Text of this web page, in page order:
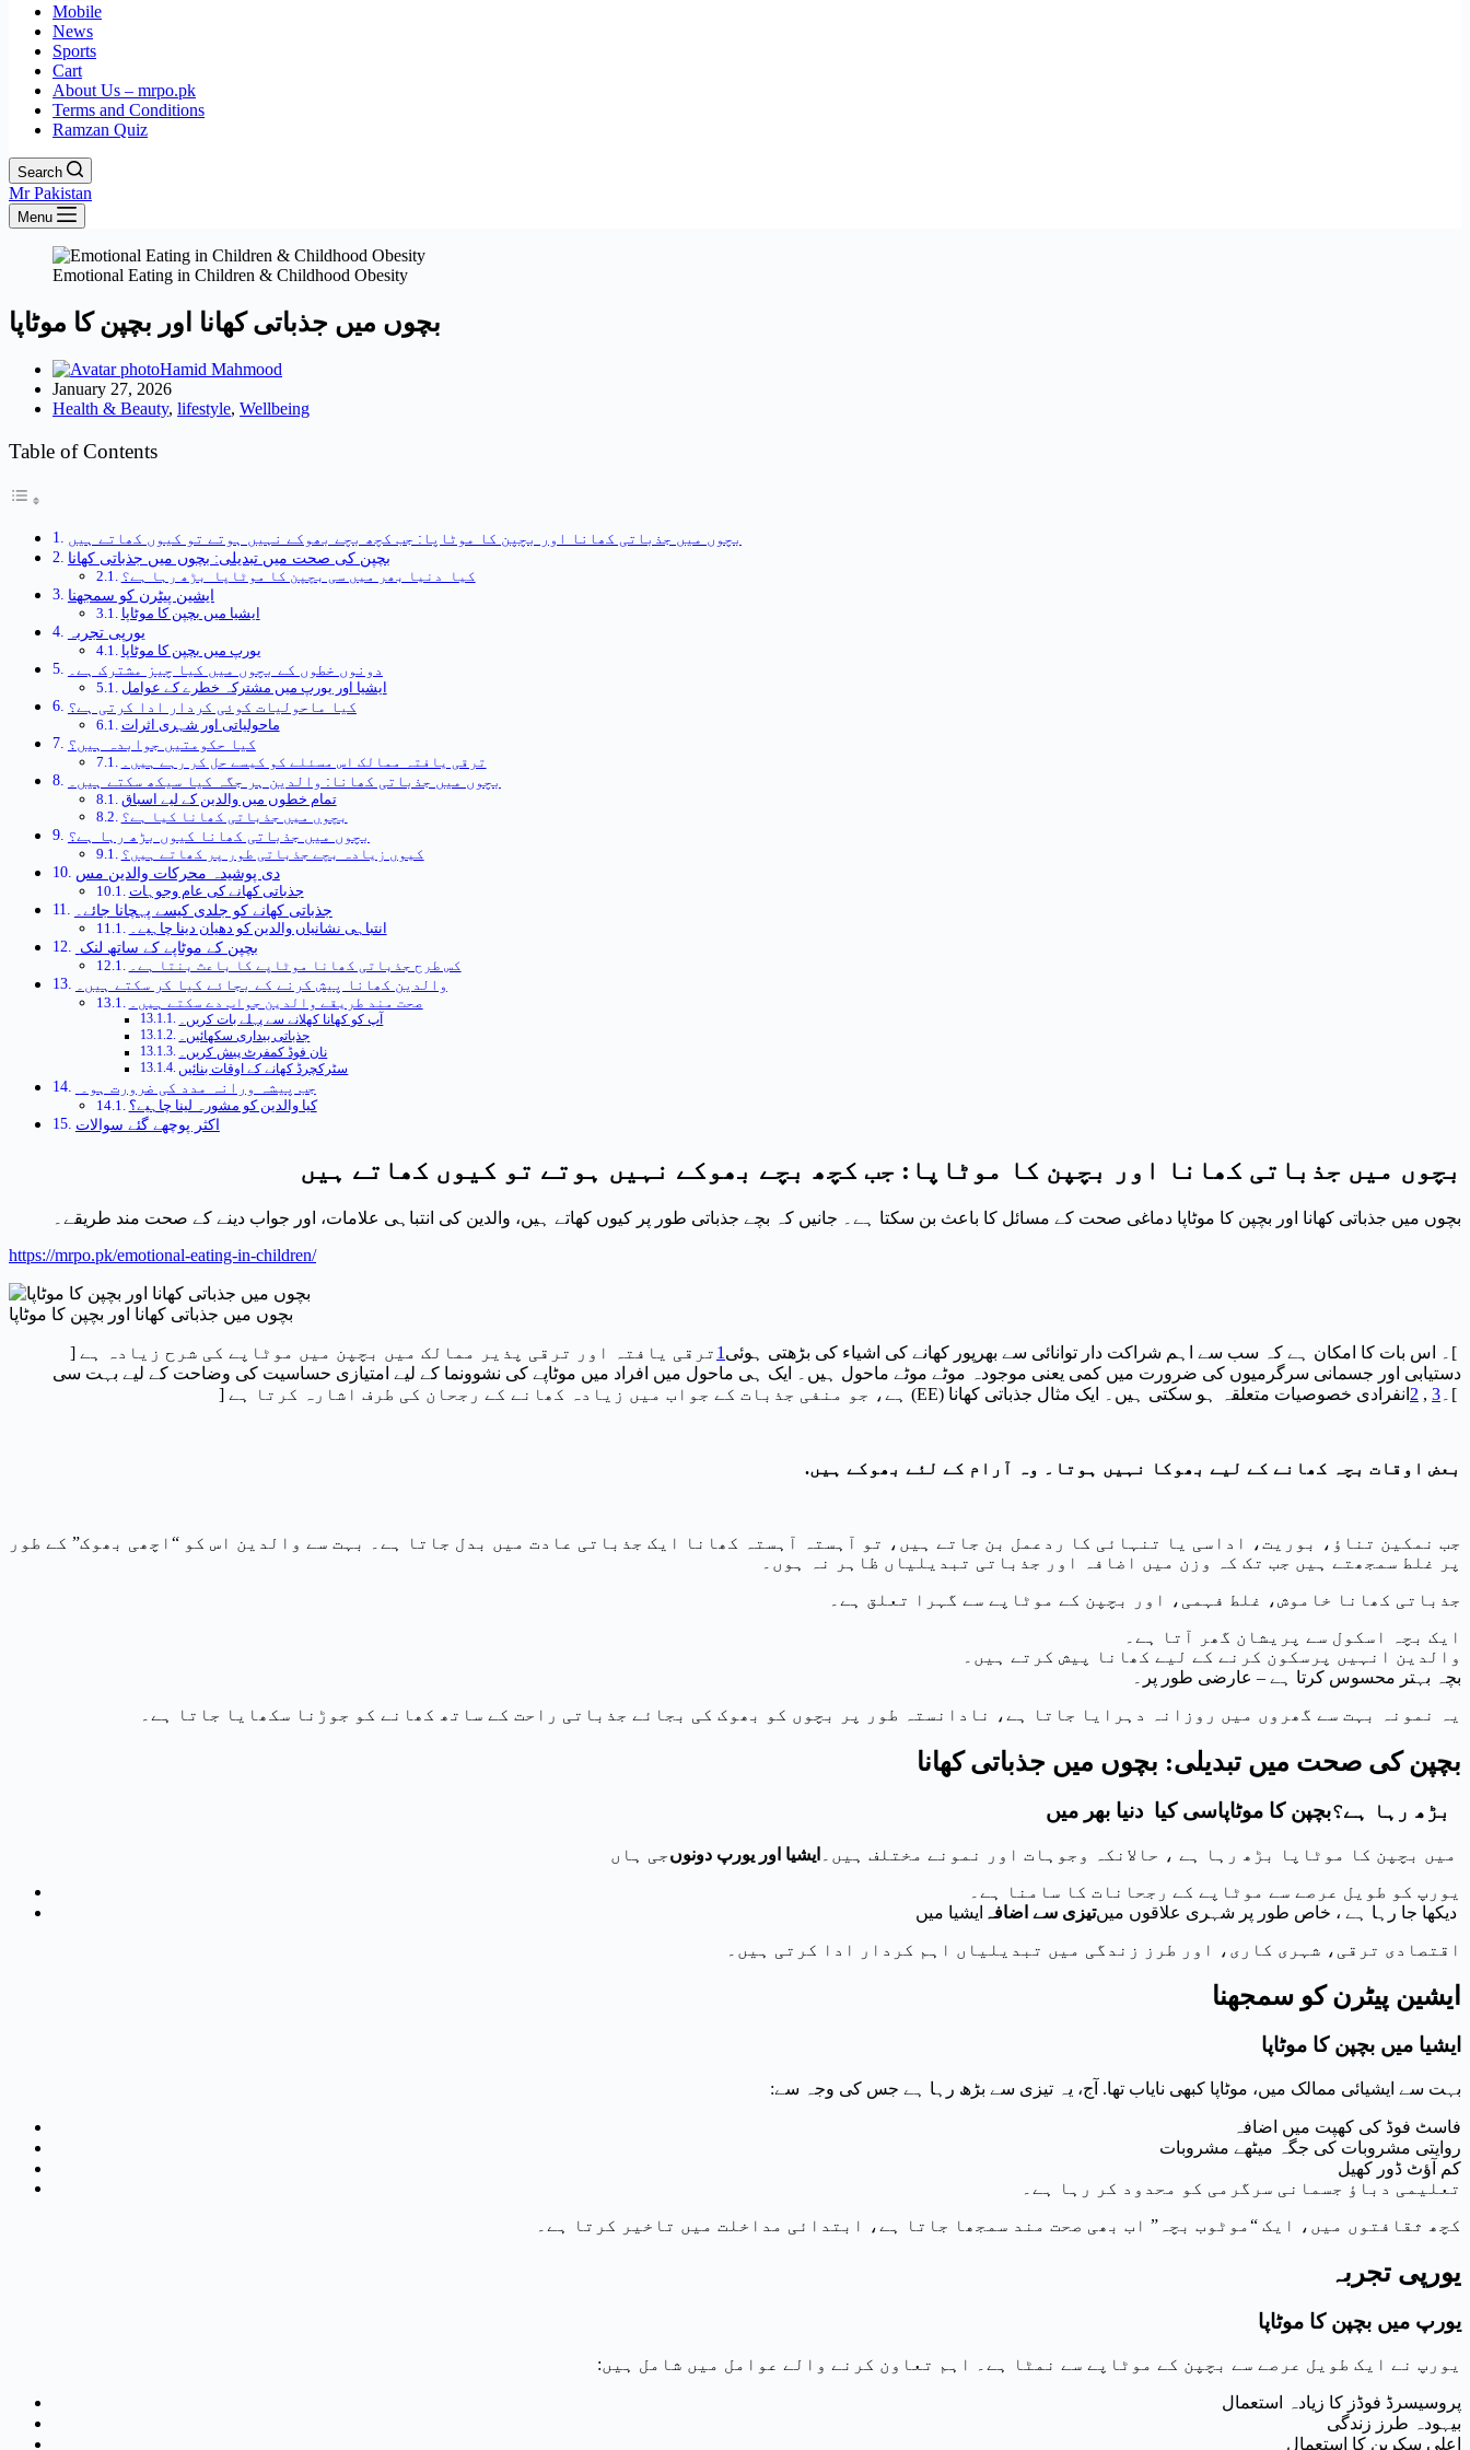
Mobile
News
Sports
Cart
About Us – mrpo.pk
Terms and Conditions
Ramzan Quiz
Search
Mr Pakistan
Menu
Emotional Eating in Children & Childhood Obesity
بچوں میں جذباتی کھانا اور بچپن کا موٹاپا
Hamid Mahmood
January 27, 2026
Health & Beauty, lifestyle, Wellbeing
Table of Contents
بچوں میں جذباتی کھانا اور بچپن کا موٹاپا: جب کچھ بچے بھوکے نہیں ہوتے تو کیوں کھاتے ہیں
بچپن کی صحت میں تبدیلی: بچوں میں جذباتی کھانا
کیا دنیا بھر میں سی بچپن کا موٹاپا بڑھ رہا ہے؟
ایشین پیٹرن کو سمجھنا
ایشیا میں بچپن کا موٹاپا
یورپی تجربہ
یورپ میں بچپن کا موٹاپا
دونوں خطوں کے بچوں میں کیا چیز مشترک ہے۔
ایشیا اور یورپ میں مشترکہ خطرے کے عوامل
کیا ماحولیات کوئی کردار ادا کرتی ہے؟
ماحولیاتی اور شہری اثرات
کیا حکومتیں جوابدہ ہیں؟
ترقی یافتہ ممالک اس مسئلے کو کیسے حل کر رہے ہیں۔
بچوں میں جذباتی کھانا: والدین ہر جگہ کیا سیکھ سکتے ہیں۔
تمام خطوں میں والدین کے لیے اسباق
بچوں میں جذباتی کھانا کیا ہے؟
بچوں میں جذباتی کھانا کیوں بڑھ رہا ہے؟
کیوں زیادہ بچے جذباتی طور پر کھاتے ہیں؟
دی پوشیدہ محرکات والدین مس
جذباتی کھانے کی عام وجوہات
جذباتی کھانے کو جلدی کیسے پہچانا جائے۔
انتباہی نشانیاں والدین کو دھیان دینا چاہیے۔
بچپن کے موٹاپے کے ساتھ لنک
کس طرح جذباتی کھانا موٹاپے کا باعث بنتا ہے۔
والدین کھانا پیش کرنے کے بجائے کیا کر سکتے ہیں۔
صحت مند طریقے والدین جواب دے سکتے ہیں۔
آپ کو کھانا کھلانے سے پہلے بات کریں۔
جذباتی بیداری سکھائیں۔
نان فوڈ کمفرٹ پیش کریں۔
سٹرکچرڈ کھانے کے اوقات بنائیں
جب پیشہ ورانہ مدد کی ضرورت ہو۔
کیا والدین کو مشورہ لینا چاہیے؟
اکثر پوچھے گئے سوالات
بچوں میں جذباتی کھانا اور بچپن کا موٹاپا: جب کچھ بچے بھوکے نہیں ہوتے تو کیوں کھاتے ہیں
بچوں میں جذباتی کھانا اور بچپن کا موٹاپا دماغی صحت کے مسائل کا باعث بن سکتا ہے۔ جانیں کہ بچے جذباتی طور پر کیوں کھاتے ہیں، والدین کی انتباہی علامات، اور جواب دینے کے صحت مند طریقے۔
https://mrpo.pk/emotional-eating-in-children/
بچوں میں جذباتی کھانا اور بچپن کا موٹاپا
ترقی یافتہ اور ترقی پذیر ممالک میں بچپن میں موٹاپے کی شرح زیادہ ہے [ 1 ]۔ اس بات کا امکان ہے کہ سب سے اہم شراکت دار توانائی سے بھرپور کھانے کی اشیاء کی بڑھتی ہوئی
دستیابی اور جسمانی سرگرمیوں کی ضرورت میں کمی یعنی موجودہ موٹے موٹے ماحول ہیں۔ ایک ہی ماحول میں افراد میں موٹاپے کی نشوونما کے لیے امتیازی حساسیت کی وضاحت کے لیے بہت سی
انفرادی خصوصیات متعلقہ ہو سکتی ہیں۔ ایک مثال جذباتی کھانا (EE) ہے، جو منفی جذبات کے جواب میں زیادہ کھانے کے رجحان کی طرف اشارہ کرتا ہے [ 2 , 3 ]۔
بعض اوقات بچہ کھانے کے لیے بھوکا نہیں ہوتا۔ وہ آرام کے لئے بھوکے ہیں.
جب نمکین تناؤ، بوریت، اداسی یا تنہائی کا ردعمل بن جاتے ہیں، تو آہستہ آہستہ کھانا ایک جذباتی عادت میں بدل جاتا ہے۔ بہت سے والدین اس کو “اچھی بھوک” کے طور
پر غلط سمجھتے ہیں جب تک کہ وزن میں اضافہ اور جذباتی تبدیلیاں ظاہر نہ ہوں۔
جذباتی کھانا خاموش، غلط فہمی، اور بچپن کے موٹاپے سے گہرا تعلق ہے۔
ایک بچہ اسکول سے پریشان گھر آتا ہے۔
والدین انہیں پرسکون کرنے کے لیے کھانا پیش کرتے ہیں۔
بچہ بہتر محسوس کرتا ہے – عارضی طور پر۔
یہ نمونہ بہت سے گھروں میں روزانہ دہرایا جاتا ہے، نادانستہ طور پر بچوں کو بھوک کی بجائے جذباتی راحت کے ساتھ کھانے کو جوڑنا سکھایا جاتا ہے۔
بچپن کی صحت میں تبدیلی: بچوں میں جذباتی کھانا
کیا دنیا بھر میںسیبچپن کا موٹاپابڑھ رہا ہے؟
جی ہاںایشیا اور یورپ دونوں
میں بچپن کا موٹاپا بڑھ رہا ہے ، حالانکہ وجوہات اور نمونے مختلف ہیں۔
یورپ کو طویل عرصے سے موٹاپے کے رجحانات کا سامنا ہے۔
ایشیا میں تیزی سے اضافہدیکھا جا رہا ہے ، خاص طور پر شہری علاقوں میں
اقتصادی ترقی، شہری کاری، اور طرز زندگی میں تبدیلیاں اہم کردار ادا کرتی ہیں۔
ایشین پیٹرن کو سمجھنا
ایشیا میں بچپن کا موٹاپا
بہت سے ایشیائی ممالک میں، موٹاپا کبھی نایاب تھا. آج، یہ تیزی سے بڑھ رہا ہے جس کی وجہ سے:
فاسٹ فوڈ کی کھپت میں اضافہ
روایتی مشروبات کی جگہ میٹھے مشروبات
کم آؤٹ ڈور کھیل
تعلیمی دباؤ جسمانی سرگرمی کو محدود کر رہا ہے۔
کچھ ثقافتوں میں، ایک “موٹوب بچہ” اب بھی صحت مند سمجھا جاتا ہے، ابتدائی مداخلت میں تاخیر کرتا ہے۔
یورپی تجربہ
یورپ میں بچپن کا موٹاپا
یورپ نے ایک طویل عرصے سے بچپن کے موٹاپے سے نمٹا ہے۔ اہم تعاون کرنے والے عوامل میں شامل ہیں:
پروسیسرڈ فوڈز کا زیادہ استعمال
بیہودہ طرز زندگی
اعلی سکرین کا استعمال